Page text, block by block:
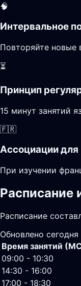
🧠
Интервальное
Повторяйте новые
⏳
Принцип
15 минут занятий
🇫🇷
Ассоциации для
При изучении
Расписание
Расписание
Обновлено сегодня
Время занятий
09:00 - 10:30
14:30 - 16:00
17:00 - 18:30